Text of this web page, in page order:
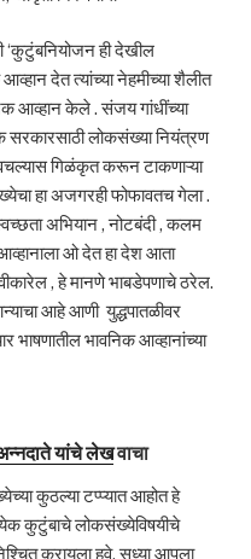
‘कुटुंबनियोजन ही देखील
देत त्यांच्या नेहमीच्या शैलीत
आव्हान केले . संजय गांधींच्या
सरकारसाठी लोकसंख्या नियंत्रण
गिळंकृत करून टाकणाऱ्या
हा अजगरही फोफावतच गेला .
अभियान , नोटबंदी , कलम
ओ देत हा देश आता
, हे मानणे भाबडेपणाचे ठरेल.
आहे आणी युद्धपातळीवर
भाषणातील भावनिक आव्हानांच्या
यांचे लेखवाचा
कुठल्या टप्प्यात आहोत हे
कुटुंबाचे लोकसंख्येविषयीचे
करायला हवे. सध्या आपला